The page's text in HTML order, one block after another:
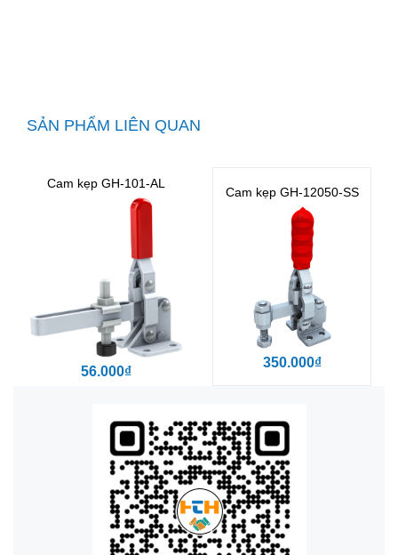
SẢN PHẨM LIÊN QUAN
Cam kẹp GH-101-AL
56.000₫
Cam kẹp GH-12050-SS
350.000₫